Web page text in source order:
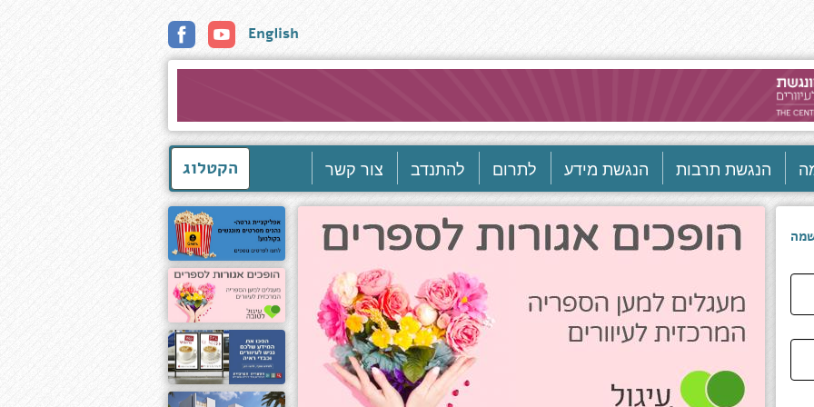
English
הנגשת תרבות הנגשת מידע לתרום להתנדב צור קשר הקטלוג